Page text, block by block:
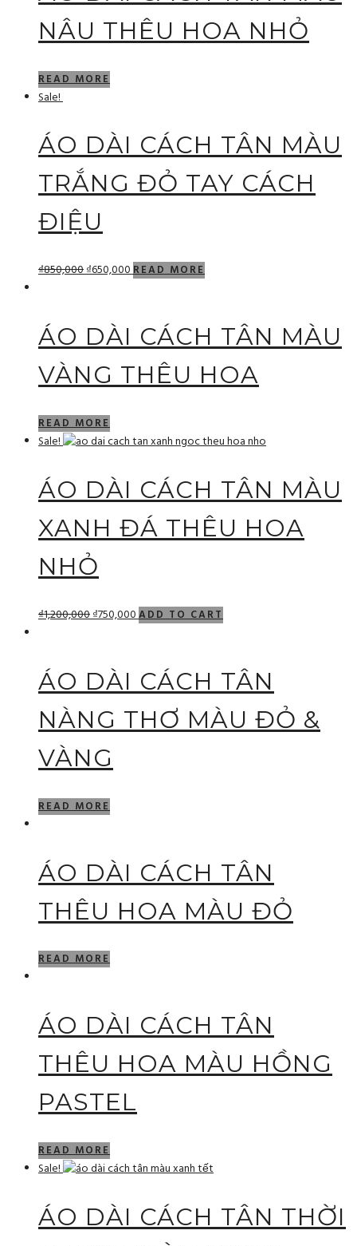
NÂU THÊU HOA NHỎ
READ MORE
Sale!
ÁO DÀI CÁCH TÂN MÀU
TRẮNG ĐỎ TAY CÁCH
ĐIỆU
₫850,000₫650,000READ MORE
ÁO DÀI CÁCH TÂN MÀU
VÀNG THÊU HOA
READ MORE
Sale!
ÁO DÀI CÁCH TÂN MÀU
XANH ĐÁ THÊU HOA
NHỎ
₫1,200,000₫750,000ADD TO CART
ÁO DÀI CÁCH TÂN
NÀNG THƠ MÀU ĐỎ &
VÀNG
READ MORE
ÁO DÀI CÁCH TÂN
THÊU HOA MÀU ĐỎ
READ MORE
ÁO DÀI CÁCH TÂN
THÊU HOA MÀU HỒNG
PASTEL
READ MORE
Sale!
ÁO DÀI CÁCH TÂN THỜI